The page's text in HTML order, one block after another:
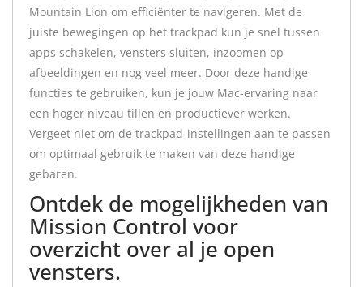
Mountain Lion om efficiënter te navigeren. Met de
juiste bewegingen op het trackpad kun je snel tussen
apps schakelen, vensters sluiten, inzoomen op
afbeeldingen en nog veel meer. Door deze handige
functies te gebruiken, kun je jouw Mac-ervaring naar
een hoger niveau tillen en productiever werken.
Vergeet niet om de trackpad-instellingen aan te passen
om optimaal gebruik te maken van deze handige
gebaren.
Ontdek de mogelijkheden van
Mission Control voor
overzicht over al je open
vensters.